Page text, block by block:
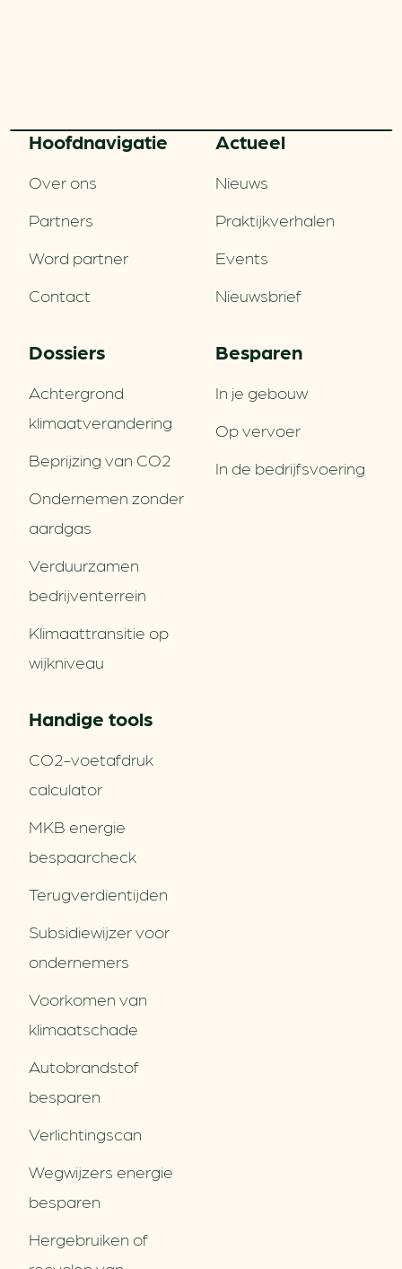
Hoofd­navigatie
Over ons
Partners
Word partner
Contact
Actueel
Nieuws
Praktijkverhalen
Events
Nieuwsbrief
Dossiers
Achtergrond
klimaatverandering
Beprijzing van CO2
Ondernemen zonder
aardgas
Verduurzamen
bedrijventerrein
Klimaattransitie op
wijkniveau
Besparen
In je gebouw
Op vervoer
In de bedrijfsvoering
Handige tools
CO2-voetafdruk
calculator
MKB energie
bespaarcheck
Terugverdien­tijden
Subsidiewijzer voor
ondernemers
Voorkomen van
klimaatschade
Autobrandstof
besparen
Verlichtingscan
Wegwijzers energie
besparen
Hergebruiken of